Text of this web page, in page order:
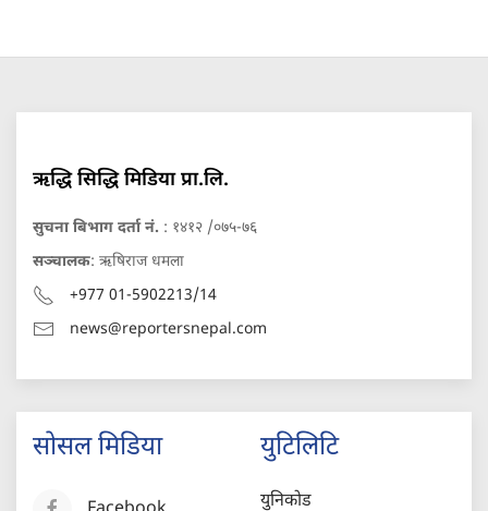
ऋद्धि सिद्धि मिडिया प्रा.लि.
सुचना बिभाग दर्ता नं. : १४१२ /०७५-७६
सञ्चालक: ऋषिराज धमला
+977 01-5902213/14
news@reportersnepal.com
सोसल मिडिया युटिलिटि
युनिकोड